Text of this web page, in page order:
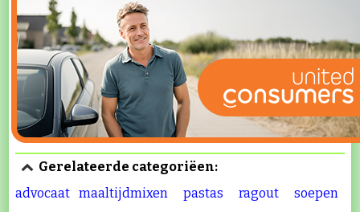
Gerelateerde categoriëen:
advocaat maaltijdmixen pastas ragout
soepen